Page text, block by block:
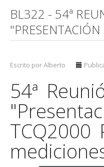
BL322 - 54ª
Escrito por Alberto
54ª
TCQ2000